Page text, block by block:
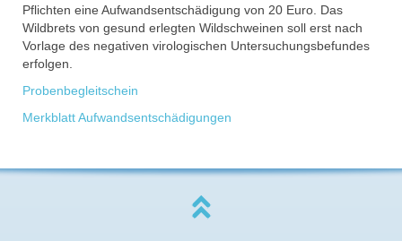
Pflichten eine Aufwandsentschädigung von 20 Euro. Das
Wildbrets von gesund erlegten Wildschweinen soll erst nach
Vorlage des negativen virologischen Untersuchungsbefundes
erfolgen.
Probenbegleitschein
Merkblatt Aufwandsentschädigungen